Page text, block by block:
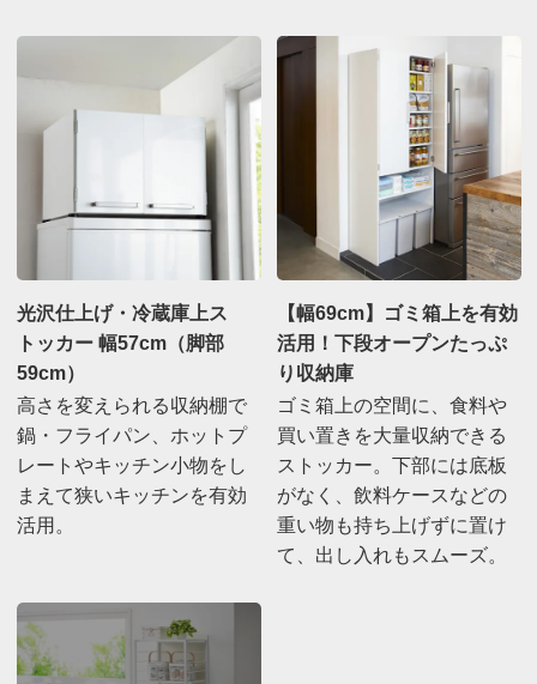
光沢仕上げ・冷蔵庫上ス
トッカー 幅57cm（脚部
59cm）
高さを変えられる収納棚で
鍋・フライパン、ホットプ
レートやキッチン小物をし
まえて狭いキッチンを有効
活用。
【幅69cm】ゴミ箱上を有効
活用！下段オープンたっぷ
り収納庫
ゴミ箱上の空間に、食料や
買い置きを大量収納できる
ストッカー。下部には底板
がなく、飲料ケースなどの
重い物も持ち上げずに置け
て、出し入れもスムーズ。